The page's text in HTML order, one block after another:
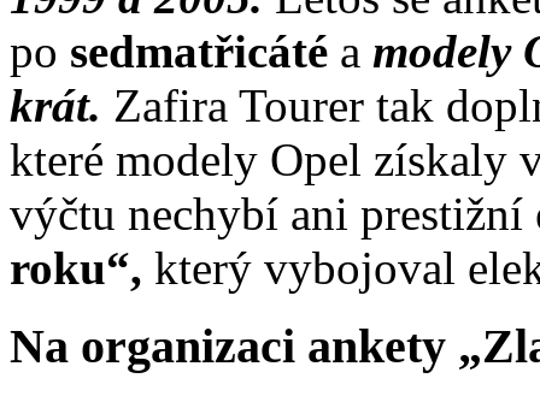
po sedmatřicáté a modely
krát. Zafira Tourer tak
které modely Opel získaly
výčtu nechybí ani
roku“, který vybojoval
Na organizaci ankety